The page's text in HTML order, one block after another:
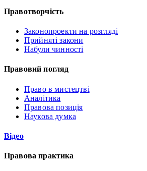
Правотворчість
Законопроекти на розгляді
Прийняті закони
Набули чинності
Правовий погляд
Право в мистецтві
Аналітика
Правова позиція
Наукова думка
Відео
Правова практика